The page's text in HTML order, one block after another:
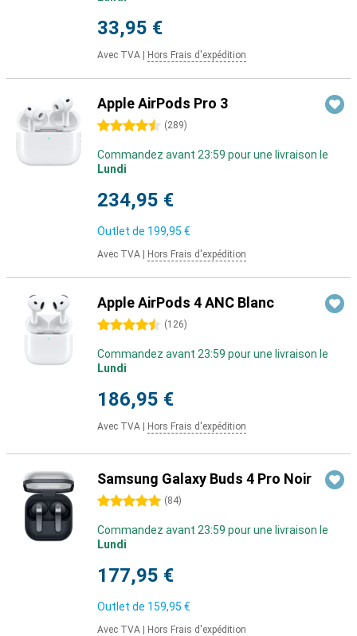
33,95 €
Avec TVA Hors Frais d'expédition
Apple AirPods Pro 3
4.5 étoiles (289)
Commandez avant 23:59 pour une livraison le
Lundi
234,95 €
Outlet de 199,95 €
Avec TVA Hors Frais d'expédition
Apple AirPods 4 ANC Blanc
4.5 étoiles (126)
Commandez avant 23:59 pour une livraison le
Lundi
186,95 €
Avec TVA Hors Frais d'expédition
Samsung Galaxy Buds 4 Pro Noir
5 étoiles (84)
Commandez avant 23:59 pour une livraison le
Lundi
177,95 €
Outlet de 159,95 €
Avec TVA Hors Frais d'expédition